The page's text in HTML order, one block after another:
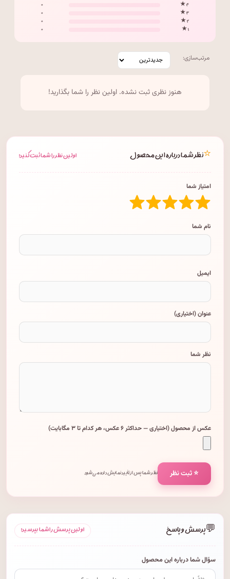
۴ ★
۰
۳ ★
۰
۲ ★
۰
۱ ★
۰
مرتب‌سازی:
هنوز نظری ثبت نشده. اولین نظر را شما بگذارید!
⭐نظر شما درباره این محصول اولین نظر را شما ثبت کنید!
امتیاز شما
نام شما
ایمیل
عنوان (اختیاری)
نظر شما
عکس از محصول (اختیاری — حداکثر ۶ عکس، هر کدام تا ۳ مگابایت)
⭐ ثبت نظر نظر شما پس از تأیید نمایش داده می‌شود.
💬پرسش و پاسخ اولین پرسش را شما بپرسید!
سؤال شما درباره این محصول